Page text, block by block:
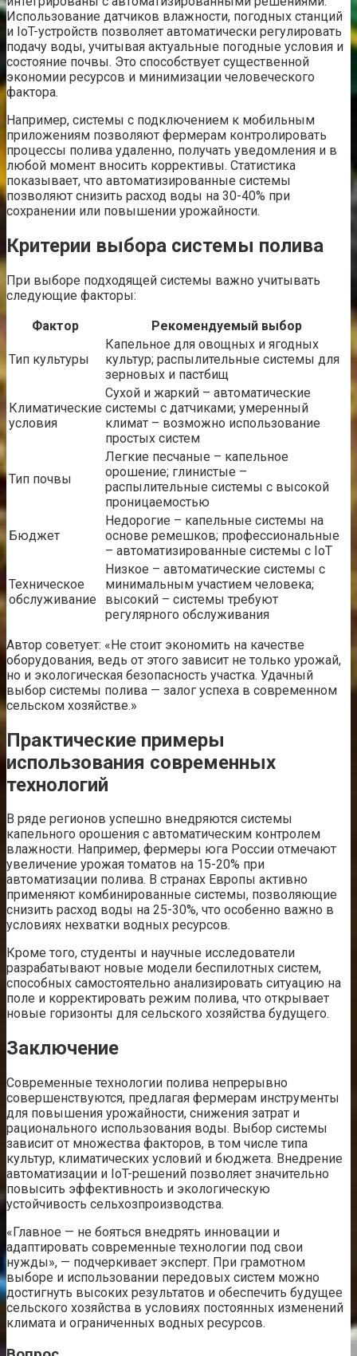
Использование датчиков влажности, погодных станций
и IoT-устройств позволяет автоматически регулировать
подачу воды, учитывая актуальные погодные условия и
состояние почвы. Это способствует существенной
экономии ресурсов и минимизации человеческого
фактора.
Например, системы с подключением к мобильным
приложениям позволяют фермерам контролировать
процессы полива удаленно, получать уведомления и в
любой момент вносить коррективы. Статистика
показывает, что автоматизированные системы
позволяют снизить расход воды на 30-40% при
сохранении или повышении урожайности.
Критерии выбора системы полива
При выборе подходящей системы важно учитывать
следующие факторы:
Фактор
Рекомендуемый выбор
Тип культуры
Капельное для овощных и ягодных
культур; распылительные системы для
зерновых и пастбищ
Климатические
условия
Сухой и жаркий – автоматические
системы с датчиками; умеренный
климат – возможно использование
простых систем
Тип почвы
Легкие песчаные – капельное
орошение; глинистые –
распылительные системы с высокой
проницаемостью
Бюджет
Недорогие – капельные системы на
основе ремешков; профессиональные
– автоматизированные системы с IoT
Техническое
обслуживание
Низкое – автоматические системы с
минимальным участием человека;
высокий – системы требуют
регулярного обслуживания
Автор советует: «Не стоит экономить на качестве
оборудования, ведь от этого зависит не только урожай,
но и экологическая безопасность участка. Удачный
выбор системы полива — залог успеха в современном
сельском хозяйстве.»
Практические примеры
использования современных
технологий
В ряде регионов успешно внедряются системы
капельного орошения с автоматическим контролем
влажности. Например, фермеры юга России отмечают
увеличение урожая томатов на 15-20% при
автоматизации полива. В странах Европы активно
применяют комбинированные системы, позволяющие
снизить расход воды на 25-30%, что особенно важно в
условиях нехватки водных ресурсов.
Кроме того, студенты и научные исследователи
разрабатывают новые модели беспилотных систем,
способных самостоятельно анализировать ситуацию на
поле и корректировать режим полива, что открывает
новые горизонты для сельского хозяйства будущего.
Заключение
Современные технологии полива непрерывно
совершенствуются, предлагая фермерам инструменты
для повышения урожайности, снижения затрат и
рационального использования воды. Выбор системы
зависит от множества факторов, в том числе типа
культур, климатических условий и бюджета. Внедрение
автоматизации и IoT-решений позволяет значительно
повысить эффективность и экологическую
устойчивость сельхозпроизводства.
«Главное — не бояться внедрять инновации и
адаптировать современные технологии под свои
нужды», — подчеркивает эксперт. При грамотном
выборе и использовании передовых систем можно
достигнуть высоких результатов и обеспечить будущее
сельского хозяйства в условиях постоянных изменений
климата и ограниченных водных ресурсов.